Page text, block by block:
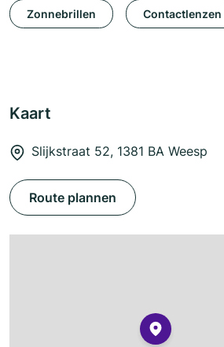
Zonnebrillen Contactlenzen
Kaart
Slijkstraat 52, 1381 BA Weesp
Route plannen